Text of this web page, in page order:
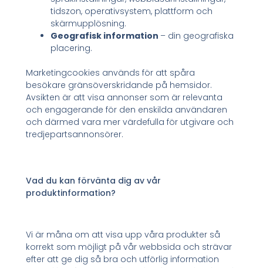
tidszon, operativsystem, plattform och
skärmupplösning.
Geografisk information – din geografiska
placering.
Marketingcookies används för att spåra
besökare gränsöverskridande på hemsidor.
Avsikten är att visa annonser som är relevanta
och engagerande för den enskilda användaren
och därmed vara mer värdefulla för utgivare och
tredjepartsannonsörer.
Vad du kan förvänta dig av vår
produktinformation?
Vi är måna om att visa upp våra produkter så
korrekt som möjligt på vår webbsida och strävar
efter att ge dig så bra och utförlig information